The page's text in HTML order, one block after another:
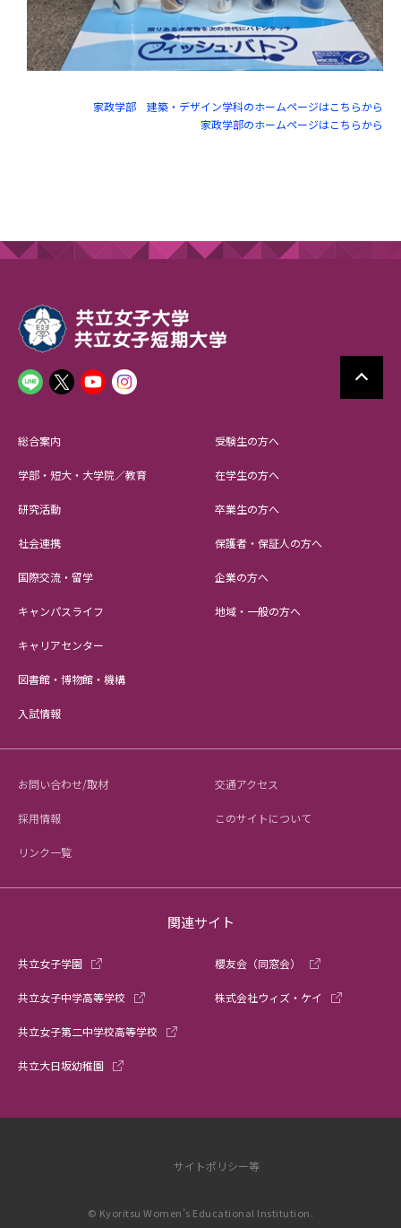
家政学部 建築・デザイン学科のホームページはこちらから
家政学部のホームページはこちらから
総合案内
学部・短大・大学院／教育
研究活動
社会連携
国際交流・留学
キャンパスライフ
キャリアセンター
図書館・博物館・機構
入試情報
受験生の方へ
在学生の方へ
卒業生の方へ
保護者・保証人の方へ
企業の方へ
地域・一般の方へ
お問い合わせ/取材 交通アクセス
採用情報 このサイトについて
リンク一覧
関連サイト
共立女子学園
共立女子中学高等学校
共立女子第二中学校高等学校
共立大日坂幼稚園
櫻友会（同窓会）
株式会社ウィズ・ケイ
© Kyoritsu Women’s Educational Institution.
サイトポリシー等